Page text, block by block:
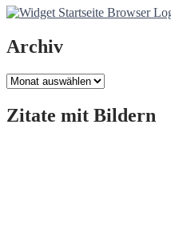
Archiv
Archiv
Zitate mit Bildern